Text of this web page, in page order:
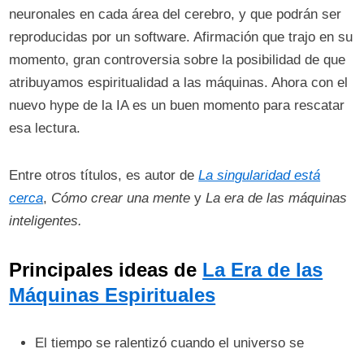
neuronales en cada área del cerebro, y que podrán ser
reproducidas por un software. Afirmación que trajo en su
momento, gran controversia sobre la posibilidad de que
atribuyamos espiritualidad a las máquinas. Ahora con el
nuevo hype de la IA es un buen momento para rescatar
esa lectura.
Entre otros títulos, es autor deLa singularidad está
cerca, Cómo crear una mente yLa era de las máquinas
inteligentes.
Principales ideas de La Era de las
Máquinas Espirituales
El tiempo se ralentizó cuando el universo se